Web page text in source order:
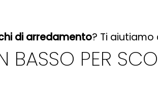
di arredamento? Ti aiutiamo
BASSO PER